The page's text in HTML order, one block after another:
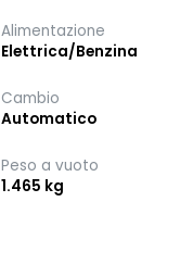
Alimentazione
Elettrica/Benzina
Cambio
Automatico
Peso a vuoto
1.465 kg